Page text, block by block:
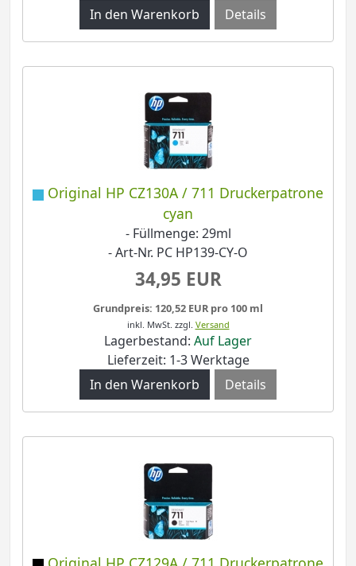
Details
Original HP CZ130A / 711 Druckerpatrone
cyan
- Füllmenge: 29ml
- Art-Nr. PC HP139-CY-O
34,95 EUR
Grundpreis: 120,52 EUR pro 100 ml
inkl. MwSt. zzgl. Versand
Lagerbestand: Auf Lager
Lieferzeit: 1-3 Werktage
Details